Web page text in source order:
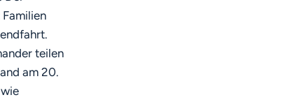
teilen
am 20.